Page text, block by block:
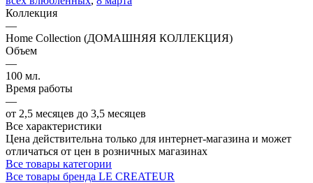
Коллекция
—
Home Collection (ДОМАШНЯЯ КОЛЛЕКЦИЯ)
Объем
—
100 мл.
Время работы
—
от 2,5 месяцев до 3,5 месяцев
Все характеристики
Цена действительна только для интернет-магазина и может
отличаться от цен в розничных магазинах
Все товары категории
Все товары бренда LE CREATEUR